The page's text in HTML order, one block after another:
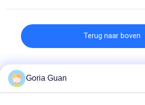
Terug naar boven
populaire categorieën
Goria Guan